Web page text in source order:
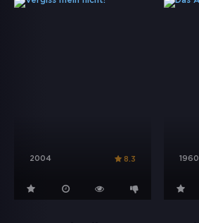
2004 8.3 1960